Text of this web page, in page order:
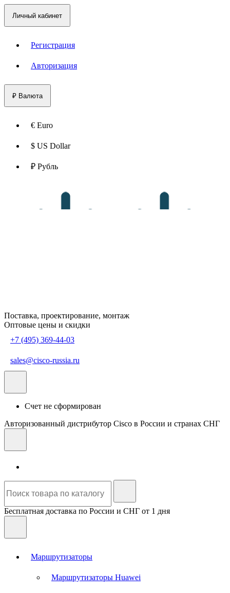
Личный кабинет
Регистрация
Авторизация
₽ Валюта
€ Euro
$ US Dollar
₽ Рубль
Поставка, проектирование, монтаж
Оптовые цены и скидки
+7 (495) 369-44-03
sales@cisco-russia.ru
Счет не сформирован
Авторизованный дистрибутор Cisco в России и странах СНГ
Бесплатная доставка по России и СНГ от 1 дня
Маршрутизаторы
Маршрутизаторы Huawei